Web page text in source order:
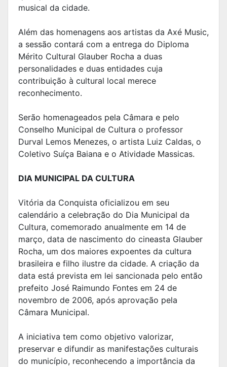
musical da cidade.
Além das homenagens aos artistas da Axé Music,
a sessão contará com a entrega do Diploma
Mérito Cultural Glauber Rocha a duas
personalidades e duas entidades cuja
contribuição à cultural local merece
reconhecimento.
Serão homenageados pela Câmara e pelo
Conselho Municipal de Cultura o professor
Durval Lemos Menezes, o artista Luiz Caldas, o
Coletivo Suíça Baiana e o Atividade Massicas.
DIA MUNICIPAL DA CULTURA
Vitória da Conquista oficializou em seu
calendário a celebração do Dia Municipal da
Cultura, comemorado anualmente em 14 de
março, data de nascimento do cineasta Glauber
Rocha, um dos maiores expoentes da cultura
brasileira e filho ilustre da cidade. A criação da
data está prevista em lei sancionada pelo então
prefeito José Raimundo Fontes em 24 de
novembro de 2006, após aprovação pela
Câmara Municipal.
A iniciativa tem como objetivo valorizar,
preservar e difundir as manifestações culturais
do município, reconhecendo a importância da